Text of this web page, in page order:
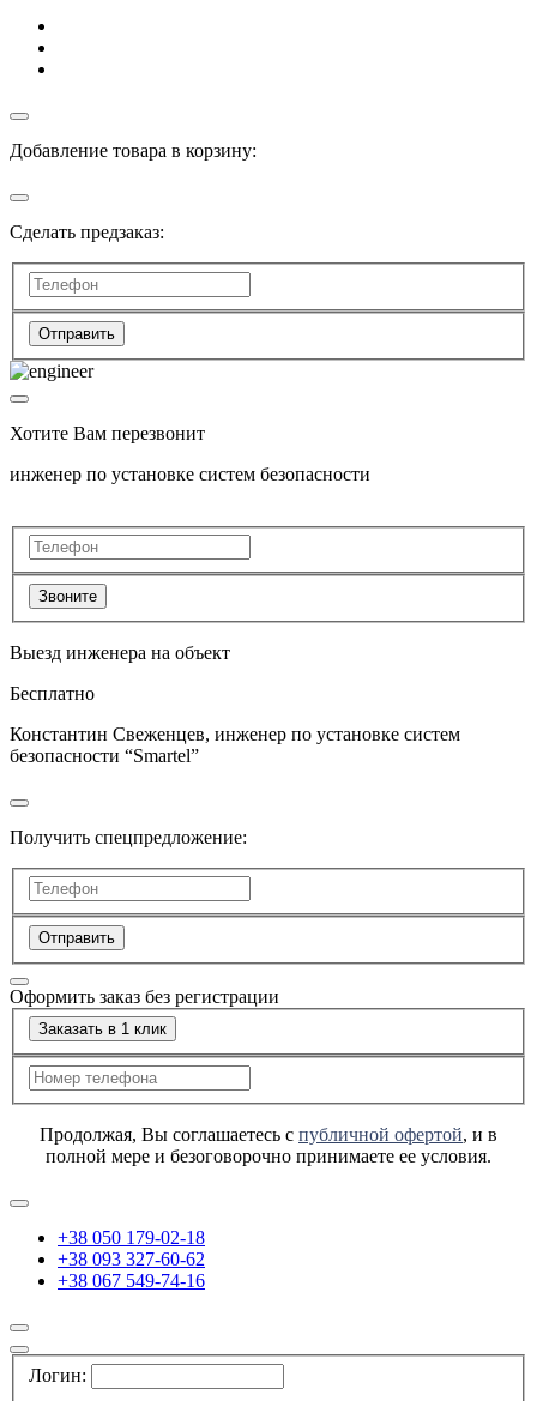
Добавление товара в корзину:
Сделать предзаказ:
Отправить
Хотите Вам перезвонит
инженер по установке систем безопасности
Звоните
Выезд инженера на объект
Бесплатно
Константин Свеженцев, инженер по установке систем
безопасности “Smartel”
Получить спецпредложение:
Отправить
Оформить заказ без регистрации
Заказать в 1 клик
Продолжая, Вы соглашаетесь с публичной офертой, и в
полной мере и безоговорочно принимаете ее условия.
+38 050 179-02-18
+38 093 327-60-62
+38 067 549-74-16
Логин: